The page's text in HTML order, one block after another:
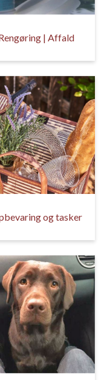
| Affald
og tasker